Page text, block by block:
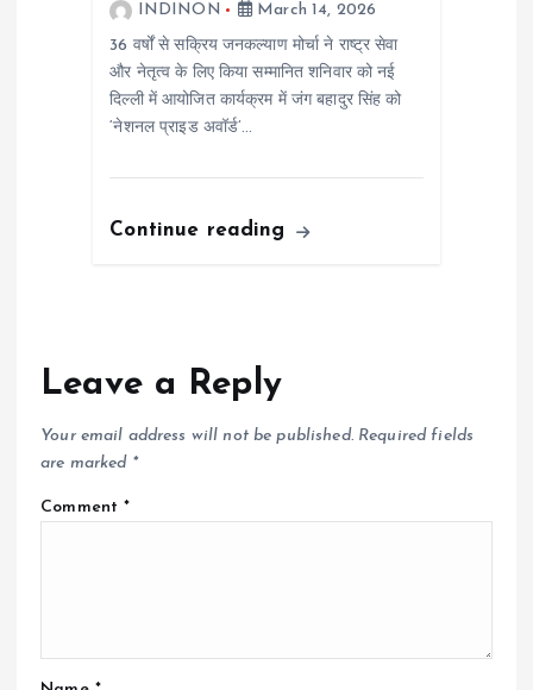
INDINON
March 14, 2026
36 वर्षों से सक्रिय जनकल्याण मोर्चा ने राष्ट्र सेवा
और नेतृत्व के लिए किया सम्मानित शनिवार को नई
दिल्ली में आयोजित कार्यक्रम में जंग बहादुर सिंह को
‘नेशनल प्राइड अवॉर्ड’…
Continue reading
Leave a Reply
Your email address will not be published. Required fields
are marked *
Comment*